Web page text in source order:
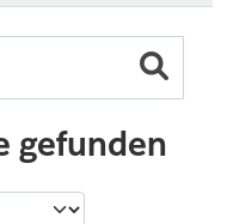
gefunden